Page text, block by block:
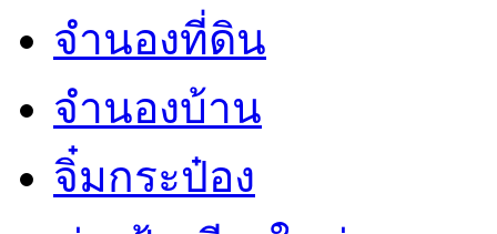
จำนองที่ดิน
จำนองบ้าน
จิ๋มกระป๋อง